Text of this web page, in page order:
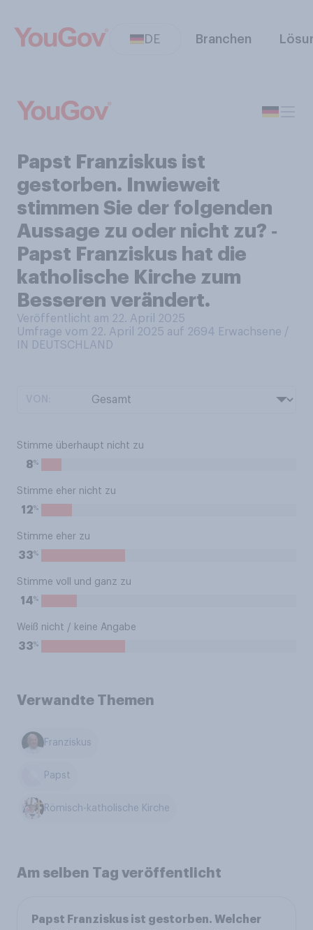
DE Branchen
Papst Franziskus ist
gestorben. Inwieweit
stimmen Sie der folgenden
Aussage zu oder nicht zu? ‑
Papst Franziskus hat die
katholische Kirche zum
Besseren verändert.
Veröffentlicht am 22. April 2025
Umfrage vom 22. April 2025 auf 2694 Erwachsene /
IN DEUTSCHLAND
Stimme überhaupt nicht zu
8%
Stimme eher nicht zu
12%
Stimme eher zu
33%
Stimme voll und ganz zu
14%
Weiß nicht / keine Angabe
33%
Verwandte Themen
Franziskus
Papst
Römisch-katholische Kirche
Am selben Tag veröffentlicht
Papst Franziskus ist gestorben. Welcher